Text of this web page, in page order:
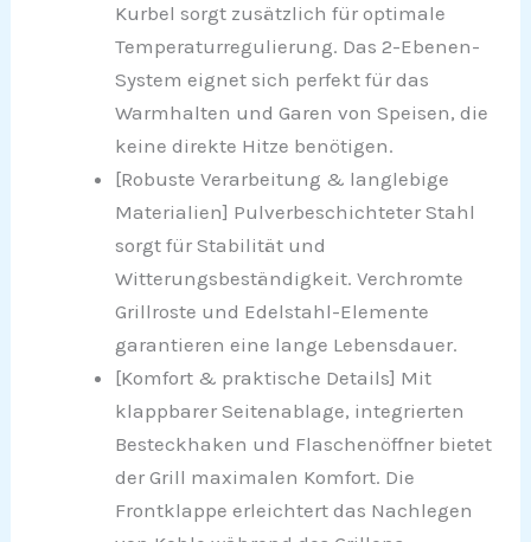
Kurbel sorgt zusätzlich für optimale
Temperaturregulierung. Das 2-Ebenen-
System eignet sich perfekt für das
Warmhalten und Garen von Speisen, die
keine direkte Hitze benötigen.
[Robuste Verarbeitung & langlebige
Materialien] Pulverbeschichteter Stahl
sorgt für Stabilität und
Witterungsbeständigkeit. Verchromte
Grillroste und Edelstahl-Elemente
garantieren eine lange Lebensdauer.
[Komfort & praktische Details] Mit
klappbarer Seitenablage, integrierten
Besteckhaken und Flaschenöffner bietet
der Grill maximalen Komfort. Die
Frontklappe erleichtert das Nachlegen